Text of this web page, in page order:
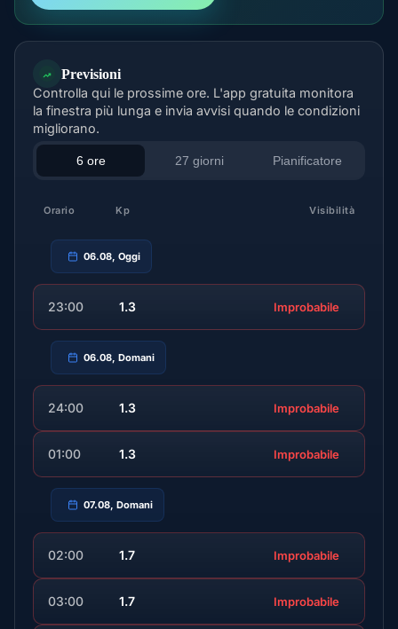
Previsioni
Controlla qui le prossime ore. L'app gratuita monitora
la finestra più lunga e invia avvisi quando le condizioni
migliorano.
6 ore 27 giorni Pianificatore
Orario Kp Visibilità
06.08, Oggi
23:00 1.3 Improbabile
06.08, Domani
24:00 1.3 Improbabile
01:00 1.3 Improbabile
07.08, Domani
02:00 1.7 Improbabile
03:00 1.7 Improbabile